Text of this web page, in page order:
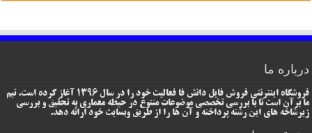
درباره ما
فروشگاه اینترنتی فروش فایل دانش فا فعالیت خود را در سال 1396 آغاز کرده است. تیم
ما برآن است تا با بررسی تخصصی موضوعات متنوع در حیطه معماری به تحقیق و بررسی
زیرشاخه های این رشته پرداخته و آن ها را از طریق وبسایت خود ارائه دهد.